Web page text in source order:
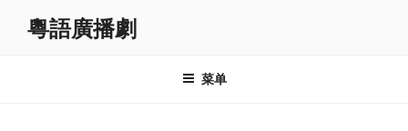
粵語廣播劇
菜单